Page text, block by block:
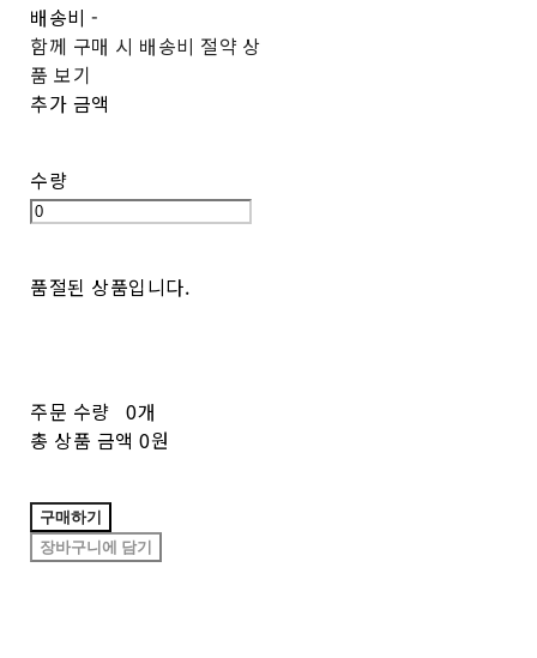
배송비-
함께 구매 시 배송비 절약 상
품 보기
추가 금액
수량
품절된 상품입니다.
주문 수량 0개
총 상품 금액 0원
구매하기
장바구니에 담기